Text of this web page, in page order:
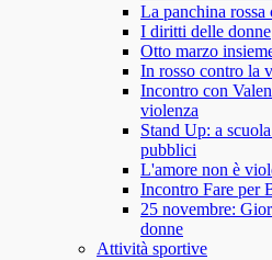
La panchina
I diritti delle donne
Otto marzo
In rosso contro la
Incontro con
violenza
Stand Up: a
pubblici
L'amore non è
Incontro Fare per
25 novembre:
donne
Attività sportive